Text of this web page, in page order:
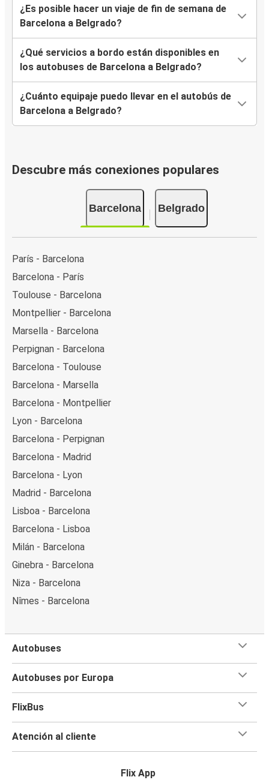
¿Es posible hacer un viaje de fin de semana de
Barcelona a Belgrado?
¿Qué servicios a bordo están disponibles en
los autobuses de Barcelona a Belgrado?
¿Cuánto equipaje puedo llevar en el autobús de
Barcelona a Belgrado?
Descubre más conexiones populares
Barcelona Belgrado
París - Barcelona
Barcelona - París
Toulouse - Barcelona
Montpellier - Barcelona
Marsella - Barcelona
Perpignan - Barcelona
Barcelona - Toulouse
Barcelona - Marsella
Barcelona - Montpellier
Lyon - Barcelona
Barcelona - Perpignan
Barcelona - Madrid
Barcelona - Lyon
Madrid - Barcelona
Lisboa - Barcelona
Barcelona - Lisboa
Milán - Barcelona
Ginebra - Barcelona
Niza - Barcelona
Nîmes - Barcelona
Autobuses
Autobuses por Europa
FlixBus
Atención al cliente
Flix App